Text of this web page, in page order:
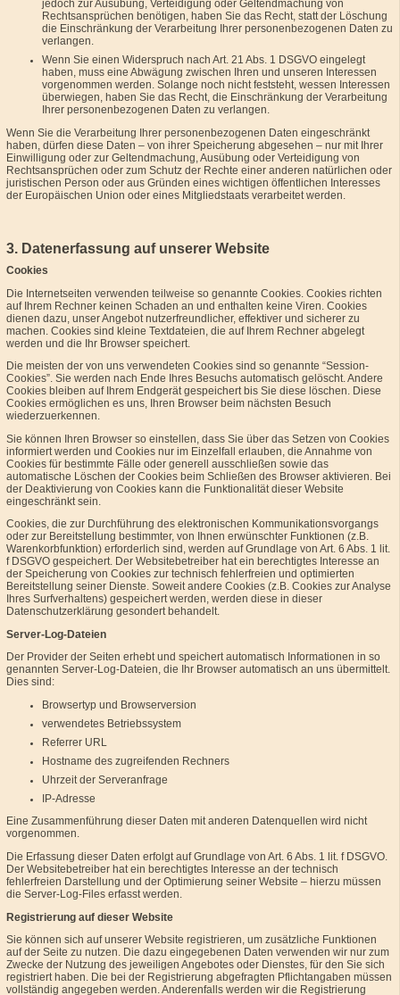
jedoch zur Ausübung, Verteidigung oder Geltendmachung von
Rechtsansprüchen benötigen, haben Sie das Recht, statt der Löschung
die Einschränkung der Verarbeitung Ihrer personenbezogenen Daten zu
verlangen.
Wenn Sie einen Widerspruch nach Art. 21 Abs. 1 DSGVO eingelegt
haben, muss eine Abwägung zwischen Ihren und unseren Interessen
vorgenommen werden. Solange noch nicht feststeht, wessen Interessen
überwiegen, haben Sie das Recht, die Einschränkung der Verarbeitung
Ihrer personenbezogenen Daten zu verlangen.
Wenn Sie die Verarbeitung Ihrer personenbezogenen Daten eingeschränkt
haben, dürfen diese Daten – von ihrer Speicherung abgesehen – nur mit Ihrer
Einwilligung oder zur Geltendmachung, Ausübung oder Verteidigung von
Rechtsansprüchen oder zum Schutz der Rechte einer anderen natürlichen oder
juristischen Person oder aus Gründen eines wichtigen öffentlichen Interesses
der Europäischen Union oder eines Mitgliedstaats verarbeitet werden.
3. Datenerfassung auf unserer Website
Cookies
Die Internetseiten verwenden teilweise so genannte Cookies. Cookies richten
auf Ihrem Rechner keinen Schaden an und enthalten keine Viren. Cookies
dienen dazu, unser Angebot nutzerfreundlicher, effektiver und sicherer zu
machen. Cookies sind kleine Textdateien, die auf Ihrem Rechner abgelegt
werden und die Ihr Browser speichert.
Die meisten der von uns verwendeten Cookies sind so genannte “Session-
Cookies”. Sie werden nach Ende Ihres Besuchs automatisch gelöscht. Andere
Cookies bleiben auf Ihrem Endgerät gespeichert bis Sie diese löschen. Diese
Cookies ermöglichen es uns, Ihren Browser beim nächsten Besuch
wiederzuerkennen.
Sie können Ihren Browser so einstellen, dass Sie über das Setzen von Cookies
informiert werden und Cookies nur im Einzelfall erlauben, die Annahme von
Cookies für bestimmte Fälle oder generell ausschließen sowie das
automatische Löschen der Cookies beim Schließen des Browser aktivieren. Bei
der Deaktivierung von Cookies kann die Funktionalität dieser Website
eingeschränkt sein.
Cookies, die zur Durchführung des elektronischen Kommunikationsvorgangs
oder zur Bereitstellung bestimmter, von Ihnen erwünschter Funktionen (z.B.
Warenkorbfunktion) erforderlich sind, werden auf Grundlage von Art. 6 Abs. 1 lit.
f DSGVO gespeichert. Der Websitebetreiber hat ein berechtigtes Interesse an
der Speicherung von Cookies zur technisch fehlerfreien und optimierten
Bereitstellung seiner Dienste. Soweit andere Cookies (z.B. Cookies zur Analyse
Ihres Surfverhaltens) gespeichert werden, werden diese in dieser
Datenschutzerklärung gesondert behandelt.
Server-Log-Dateien
Der Provider der Seiten erhebt und speichert automatisch Informationen in so
genannten Server-Log-Dateien, die Ihr Browser automatisch an uns übermittelt.
Dies sind:
Browsertyp und Browserversion
verwendetes Betriebssystem
Referrer URL
Hostname des zugreifenden Rechners
Uhrzeit der Serveranfrage
IP-Adresse
Eine Zusammenführung dieser Daten mit anderen Datenquellen wird nicht
vorgenommen.
Die Erfassung dieser Daten erfolgt auf Grundlage von Art. 6 Abs. 1 lit. f DSGVO.
Der Websitebetreiber hat ein berechtigtes Interesse an der technisch
fehlerfreien Darstellung und der Optimierung seiner Website – hierzu müssen
die Server-Log-Files erfasst werden.
Registrierung auf dieser Website
Sie können sich auf unserer Website registrieren, um zusätzliche Funktionen
auf der Seite zu nutzen. Die dazu eingegebenen Daten verwenden wir nur zum
Zwecke der Nutzung des jeweiligen Angebotes oder Dienstes, für den Sie sich
registriert haben. Die bei der Registrierung abgefragten Pflichtangaben müssen
vollständig angegeben werden. Anderenfalls werden wir die Registrierung